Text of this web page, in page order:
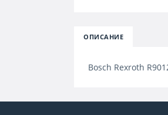
ОПИСАНИЕ
Bosch Rexroth